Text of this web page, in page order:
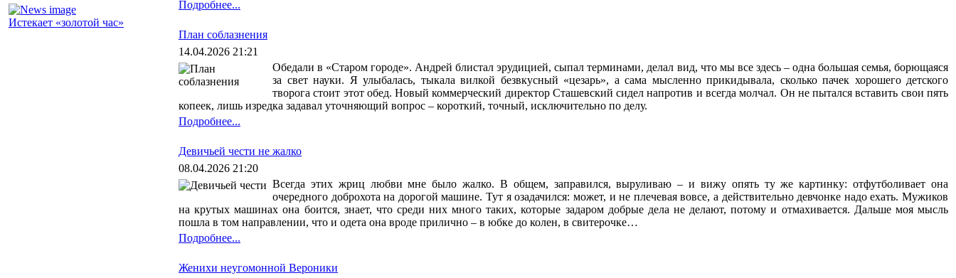
Истекает «золотой час»
Подробнее...
План соблазнения
14.04.2026 21:21
Обедали в «Старом городе». Андрей блистал эрудицией, сыпал терминами, делал вид, что мы все здесь – одна большая семья, борющаяся
за свет науки. Я улыбалась, тыкала вилкой безвкусный «цезарь», а сама мысленно прикидывала, сколько пачек хорошего детского
творога стоит этот обед. Новый коммерческий директор Сташевский сидел напротив и всегда молчал. Он не пытался вставить свои пять
копеек, лишь изредка задавал уточняющий вопрос – короткий, точный, исключительно по делу.
Подробнее...
Девичьей чести не жалко
08.04.2026 21:20
Всегда этих жриц любви мне было жалко. В общем, заправился, выруливаю – и вижу опять ту же картинку: отфутболивает она
очередного доброхота на дорогой машине. Тут я озадачился: может, и не плечевая вовсе, а действительно девчонке надо ехать. Мужиков
на крутых машинах она боится, знает, что среди них много таких, которые задаром добрые дела не делают, потому и отмахивается. Дальше моя мысль
пошла в том направлении, что и одета она вроде прилично – в юбке до колен, в свитерочке…
Подробнее...
Женихи неугомонной Вероники